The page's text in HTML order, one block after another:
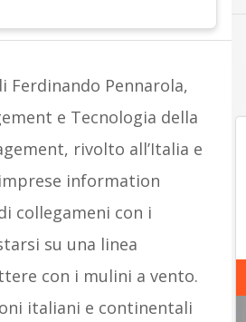
Ferdinando Pennarola,
e Tecnologia della
rivolto all’Italia e
information
collegameni con i
su una linea
con i mulini a vento.
italiani e continentali